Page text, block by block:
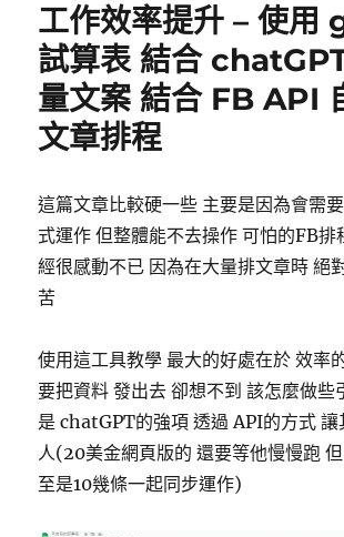
工作效率提升 – 使用
試算表 結合
量文案 結合 FB API
文章排程
這篇文章比較硬一些 主要是因為會需
式運作 但整體能不去操作 可怕的FB排
經很感動不已 因為在大量排文章時 絕
苦
使用這工具教學 最大的好處在於 效率
要把資料 發出去 卻想不到 該怎麼做些
是 chatGPT的強項 透過 API的方式 讓
人(20美金網頁版的 還要等他慢慢跑
至是10幾條一起同步運作)